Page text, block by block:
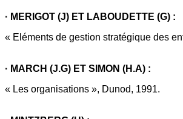
· MERIGOT (J) ET LABOUDETTE (G) :
« Eléments de gestion stratégique des
· MARCH (J.G) ET SIMON (H.A) :
« Les organisations », Dunod, 1991.